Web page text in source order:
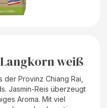
weiß
Provinz Chiang Rai,
Jasmin-Reis überzeugt
Aroma. Mit viel